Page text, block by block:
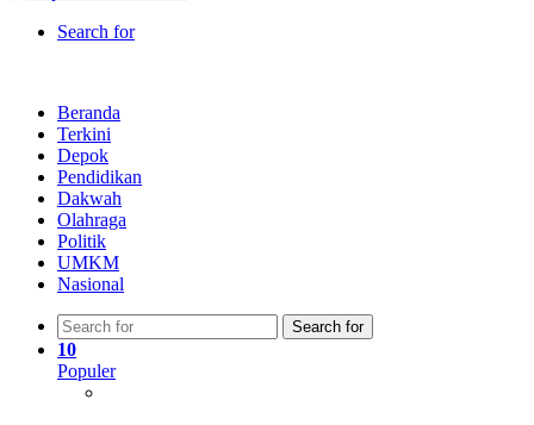
Search for
Beranda
Terkini
Depok
Pendidikan
Dakwah
Olahraga
Politik
UMKM
Nasional
Search for
10
Populer